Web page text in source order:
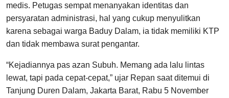
medis. Petugas sempat menanyakan identitas dan
persyaratan administrasi, hal yang cukup menyulitkan
karena sebagai warga Baduy Dalam, ia tidak memiliki KTP
dan tidak membawa surat pengantar.
“Kejadiannya pas azan Subuh. Memang ada lalu lintas
lewat, tapi pada cepat-cepat,” ujar Repan saat ditemui di
Tanjung Duren Dalam, Jakarta Barat, Rabu 5 November